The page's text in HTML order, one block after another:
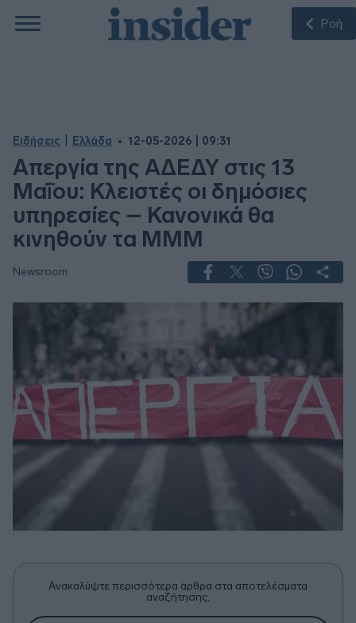
Ροή
Ειδήσεις Ελλάδα 12-05-2026 | 09:31
Απεργία της ΑΔΕΔΥ στις 13
Μαΐου: Κλειστές οι δημόσιες
υπηρεσίες – Κανονικά θα
κινηθούν τα ΜΜΜ
Newsroom
Ανακαλύψτε περισσότερα άρθρα στα αποτελέσματα
αναζήτησης.